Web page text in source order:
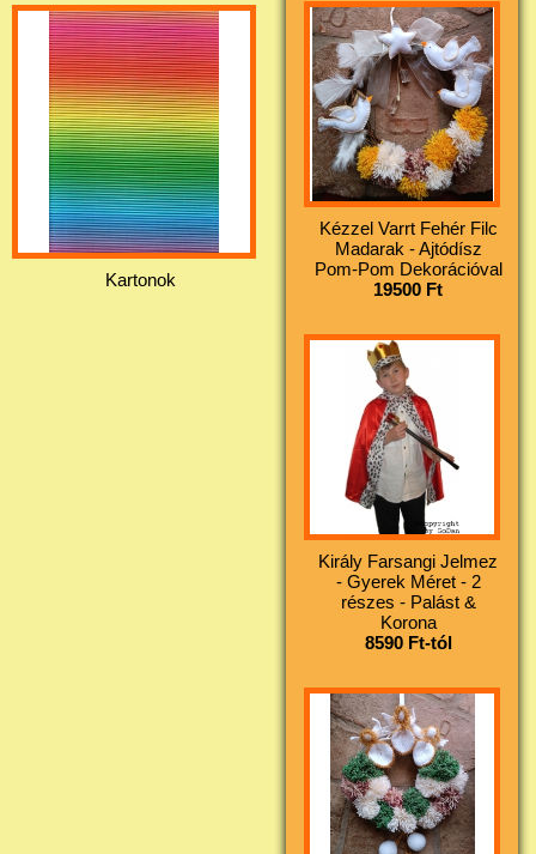
Kartonok
Kézzel Varrt Fehér Filc
Madarak - Ajtódísz
Pom-Pom Dekorációval
19500 Ft
Király Farsangi Jelmez
- Gyerek Méret - 2
részes - Palást &
Korona
8590 Ft-tól